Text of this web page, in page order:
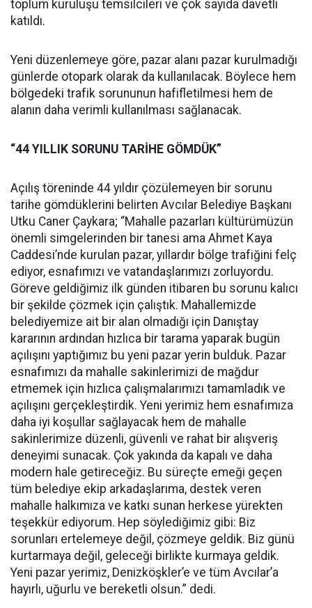
toplum kuruluşu temsilcileri ve çok sayıda davetli
katıldı.
Yeni düzenlemeye göre, pazar alanı pazar kurulmadığı
günlerde otopark olarak da kullanılacak. Böylece hem
bölgedeki trafik sorununun hafifletilmesi hem de
alanın daha verimli kullanılması sağlanacak.
“44 YILLIK SORUNU TARİHE GÖMDÜK”
Açılış töreninde 44 yıldır çözülemeyen bir sorunu
tarihe gömdüklerini belirten Avcılar Belediye Başkanı
Utku Caner Çaykara; “Mahalle pazarları kültürümüzün
önemli simgelerinden bir tanesi ama Ahmet Kaya
Caddesi’nde kurulan pazar, yıllardır bölge trafiğini felç
ediyor, esnafımızı ve vatandaşlarımızı zorluyordu.
Göreve geldiğimiz ilk günden itibaren bu sorunu kalıcı
bir şekilde çözmek için çalıştık. Mahallemizde
belediyemize ait bir alan olmadığı için Danıştay
kararının ardından hızlıca bir tarama yaparak bugün
açılışını yaptığımız bu yeni pazar yerin bulduk. Pazar
esnafımızı da mahalle sakinlerimizi de mağdur
etmemek için hızlıca çalışmalarımızı tamamladık ve
açılışını gerçekleştirdik. Yeni yerimiz hem esnafımıza
daha iyi koşullar sağlayacak hem de mahalle
sakinlerimize düzenli, güvenli ve rahat bir alışveriş
deneyimi sunacak. Çok yakında da kapalı ve daha
modern hale getireceğiz. Bu süreçte emeği geçen
tüm belediye ekip arkadaşlarıma, destek veren
mahalle halkımıza ve katkı sunan herkese yürekten
teşekkür ediyorum. Hep söylediğimiz gibi: Biz
sorunları ertelemeye değil, çözmeye geldik. Biz günü
kurtarmaya değil, geleceği birlikte kurmaya geldik.
Yeni pazar yerimiz, Denizköşkler’e ve tüm Avcılar’a
hayırlı, uğurlu ve bereketli olsun.” dedi.